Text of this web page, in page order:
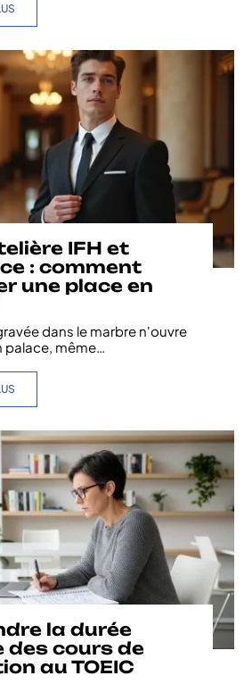
IFH et
: comment
une place en
dans le marbre n'ouvre
palace, même…
la durée
des cours de
au TOEIC